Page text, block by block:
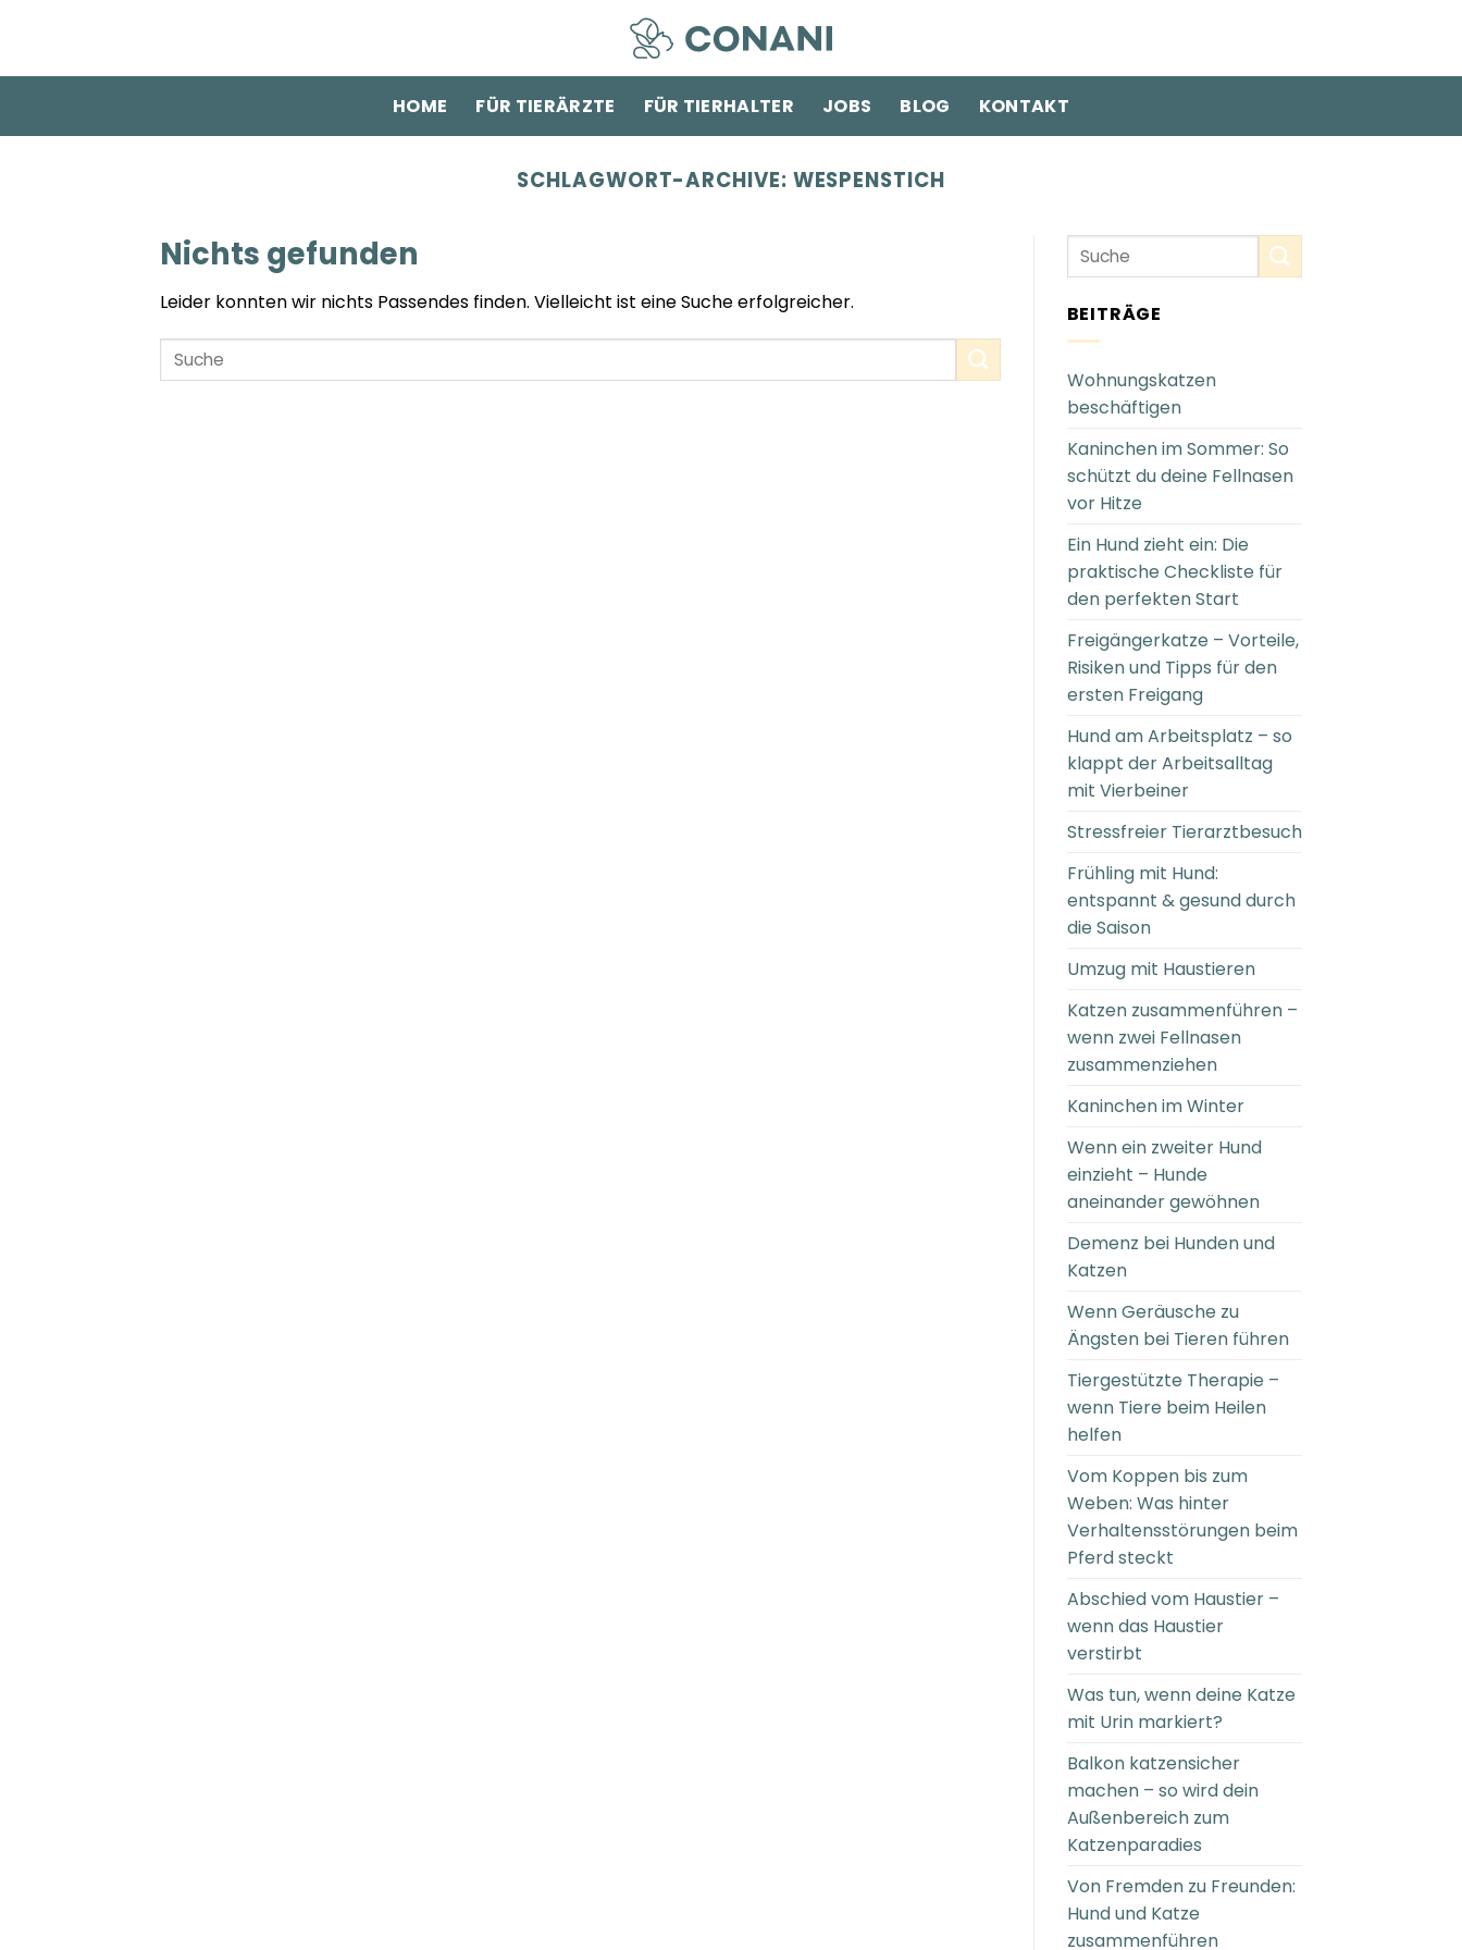
HOME
FÜR TIERÄRZTE FÜR TIERHALTER JOBS BLOG KONTAKT
SCHLAGWORT-ARCHIVE: WESPENSTICH
Nichts gefunden
Leider konnten wir nichts Passendes finden. Vielleicht ist eine Suche erfolgreicher. BEITRÄGE
Wohnungskatzen
beschäftigen
Kaninchen im Sommer: So
schützt du deine Fellnasen
vor Hitze
Ein Hund zieht ein: Die
praktische Checkliste für
den perfekten Start
Freigängerkatze – Vorteile,
Risiken und Tipps für den
ersten Freigang
Hund am Arbeitsplatz – so
klappt der Arbeitsalltag
mit Vierbeiner
Stressfreier Tierarztbesuch
Frühling mit Hund:
entspannt & gesund durch
die Saison
Umzug mit Haustieren
Katzen zusammenführen –
wenn zwei Fellnasen
zusammenziehen
Kaninchen im Winter
Wenn ein zweiter Hund
einzieht – Hunde
aneinander gewöhnen
Demenz bei Hunden und
Katzen
Wenn Geräusche zu
Ängsten bei Tieren führen
Tiergestützte Therapie –
wenn Tiere beim Heilen
helfen
Vom Koppen bis zum
Weben: Was hinter
Verhaltensstörungen beim
Pferd steckt
Abschied vom Haustier –
wenn das Haustier
verstirbt
Was tun, wenn deine Katze
mit Urin markiert?
Balkon katzensicher
machen – so wird dein
Außenbereich zum
Katzenparadies
Von Fremden zu Freunden:
Hund und Katze
zusammenführen